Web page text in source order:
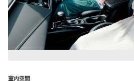
室内空間